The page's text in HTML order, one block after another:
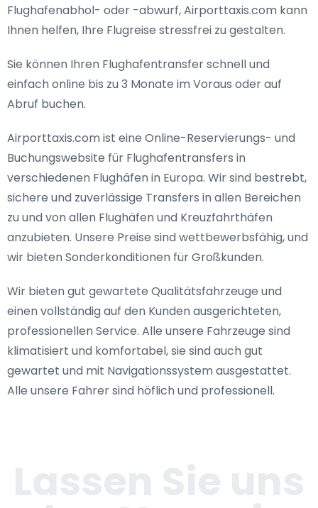
Flughafenabhol- oder -abwurf, Airporttaxis.com kann
Ihnen helfen, Ihre Flugreise stressfrei zu gestalten.
Sie können Ihren Flughafentransfer schnell und
einfach online bis zu 3 Monate im Voraus oder auf
Abruf buchen.
Airporttaxis.com ist eine Online-Reservierungs- und
Buchungswebsite für Flughafentransfers in
verschiedenen Flughäfen in Europa. Wir sind bestrebt,
sichere und zuverlässige Transfers in allen Bereichen
zu und von allen Flughäfen und Kreuzfahrthäfen
anzubieten. Unsere Preise sind wettbewerbsfähig, und
wir bieten Sonderkonditionen für Großkunden.
Wir bieten gut gewartete Qualitätsfahrzeuge und
einen vollständig auf den Kunden ausgerichteten,
professionellen Service. Alle unsere Fahrzeuge sind
klimatisiert und komfortabel, sie sind auch gut
gewartet und mit Navigationssystem ausgestattet.
Alle unsere Fahrer sind höflich und professionell.